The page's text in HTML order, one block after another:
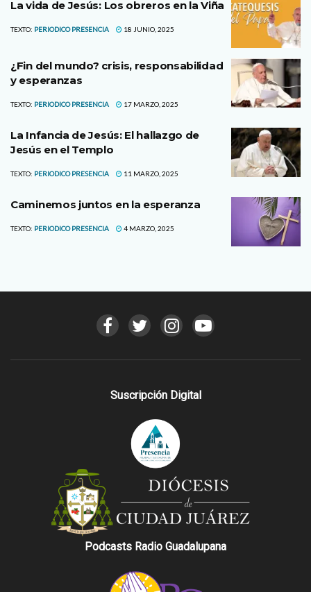
La vida de Jesús: Los obreros en la Viña
TEXTO: PERIODICO PRESENCIA 18 JUNIO, 2025
¿Fin del mundo? crisis, responsabilidad
y esperanzas
TEXTO: PERIODICO PRESENCIA 17 MARZO, 2025
La Infancia de Jesús: El hallazgo de
Jesús en el Templo
TEXTO: PERIODICO PRESENCIA 11 MARZO, 2025
Caminemos juntos en la esperanza
TEXTO: PERIODICO PRESENCIA 4 MARZO, 2025
Suscripción Digital
Podcasts Radio Guadalupana